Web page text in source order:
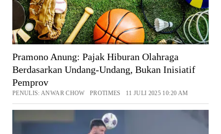
Pramono Anung: Pajak Hiburan Olahraga
Berdasarkan Undang-Undang, Bukan Inisiatif
Pemprov
PENULIS: ANWAR CHOW PROTIMES 11 JULI 2025 10:20 AM